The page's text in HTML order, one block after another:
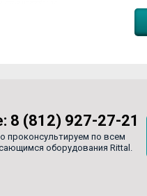
8 (812) 927-27-21
проконсультируем по всем
оборудования Rittal.